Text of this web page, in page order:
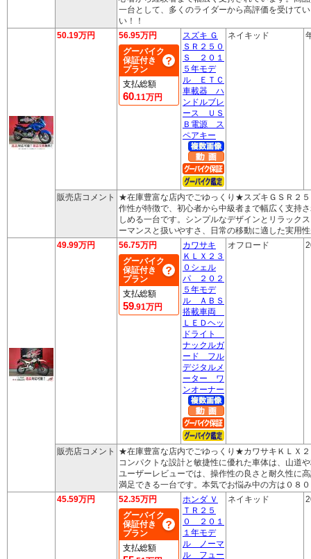
一台として、多くのライダーから高評価を受けて
い！！
50.19万円
56.95万円
グーバイク
保証付き
プラン
支払総額
60.11万円
スズキ Ｇ
ＳＲ２５０
Ｓ ２０１
５年モデ
ル ＥＴＣ
車載器 ハ
ンドルブレ
ース ＵＳ
Ｂ電源 ス
ペアキー
ネイキッド
販売店コメント
★在庫豊富な店内でごゆっくり★スズキＧＳＲ２
作性が特徴で、初心者から中級者まで幅広く支持
しめる一台です。シンプルなデザインとリラック
ーマンスと扱いやすさ、日常の移動に適した実用
49.99万円
56.75万円
グーバイク
保証付き
プラン
支払総額
59.91万円
カワサキ
ＫＬＸ２３
０シェル
パ ２０２
５年モデ
ル ＡＢＳ
搭載車両
ＬＥＤヘッ
ドライト
ナックルガ
ード フル
デジタルメ
ーター ワ
ンオーナー
オフロード
販売店コメント
★在庫豊富な店内でごゆっくり★カワサキＫＬＸ
コンパクトな設計と敏捷性に優れた車体は、山道
ユーザーレビューでは、操作性の良さと耐久性に
満足できる一台です。本気でお悩み中の方は０８
45.59万円
52.35万円
グーバイク
保証付き
プラン
支払総額
ホンダ Ｖ
ＴＲ２５
０ ２０１
１年モデ
ル ノーマ
ル フュー
ネイキッド